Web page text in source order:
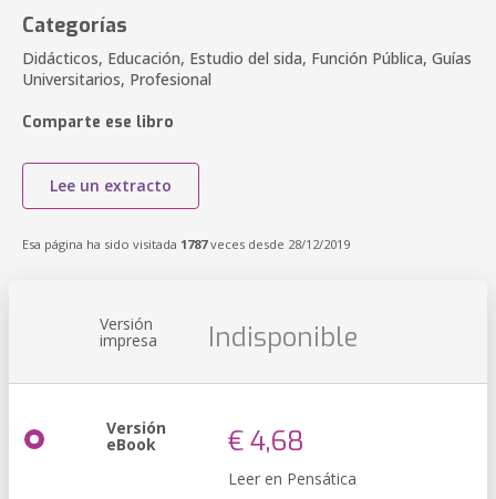
Categorías
Didácticos, Educación, Estudio del sida, Función Pública, Guías
Universitarios, Profesional
Comparte ese libro
Lee un extracto
Esa página ha sido visitada 1787veces desde 28/12/2019
Versión
impresa Indisponible
Versión
eBook € 4,68
Leer en Pensática